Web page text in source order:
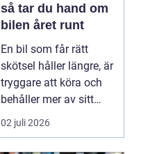
så tar du hand om
bilen året runt
En bil som får rätt
skötsel håller längre, är
tryggare att köra och
behåller mer av sitt
värde. I no...
02 juli 2026